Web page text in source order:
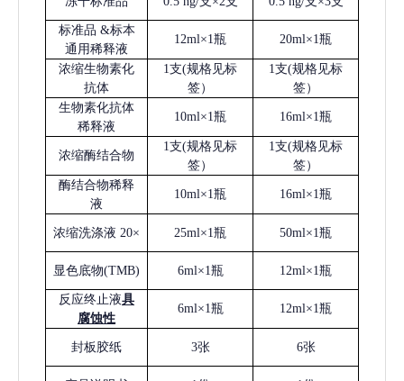
标准品 &标本
通用稀释液
12ml×1瓶 20ml×1瓶
浓缩生物素化
抗体
1支(规格见标
签）
1支(规格见标
签）
生物素化抗体
稀释液
10ml×1瓶 16ml×1瓶
浓缩酶结合物
1支(规格见标
签）
1支(规格见标
签）
酶结合物稀释
液
10ml×1瓶 16ml×1瓶
浓缩洗涤液 20× 25ml×1瓶 50ml×1瓶
显色底物(TMB) 6ml×1瓶 12ml×1瓶
反应终止液具
腐蚀性
6ml×1瓶 12ml×1瓶
封板胶纸 3张 6张